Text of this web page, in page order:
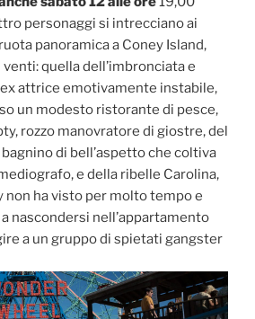
personaggi si intrecciano ai
panoramica a Coney Island,
quella dell’imbronciata e
attrice emotivamente instabile,
un modesto ristorante di pesce,
rozzo manovratore di giostre, del
di bell’aspetto che coltiva
e della ribelle Carolina,
non ha visto per molto tempo e
nascondersi nell’appartamento
a un gruppo di spietati gangster